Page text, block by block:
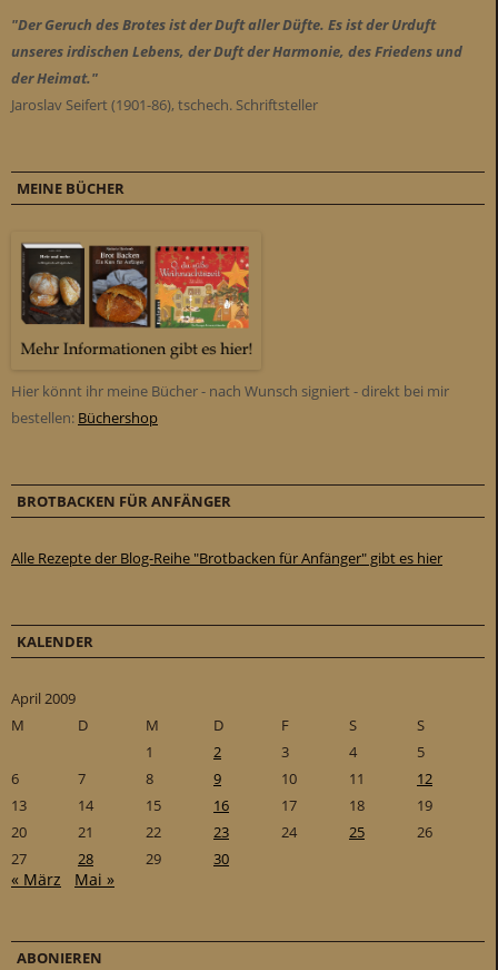
"Der Geruch des Brotes ist der Duft aller Düfte. Es ist der Urduft
unseres irdischen Lebens, der Duft der Harmonie, des Friedens und
der Heimat."
Jaroslav Seifert (1901-86), tschech. Schriftsteller
MEINE BÜCHER
Hier könnt ihr meine Bücher - nach Wunsch signiert - direkt bei mir
bestellen: Büchershop
BROTBACKEN FÜR ANFÄNGER
Alle Rezepte der Blog-Reihe "Brotbacken für Anfänger" gibt es hier
KALENDER
April 2009
M
D M D F S
S
1
2 3 4
5
6
7 8 9 10 11
12
13
14 15 16 17 18
19
20
21 22 23 24 25
26
27
28 29 30
« März Mai »
ABONIEREN